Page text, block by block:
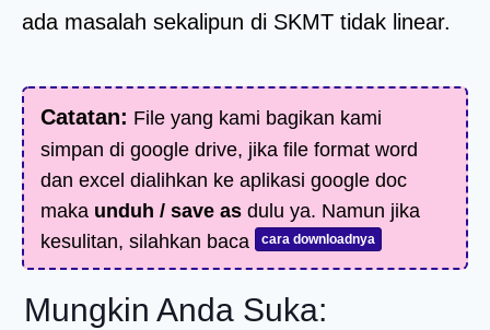
ada masalah sekalipun di SKMT tidak linear.
Catatan: File yang kami bagikan kami
simpan di google drive, jika file format word
dan excel dialihkan ke aplikasi google doc
maka unduh / save as dulu ya. Namun jika
kesulitan, silahkan baca
cara downloadnya
Mungkin Anda Suka: